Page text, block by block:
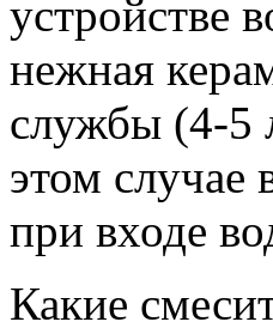
устройстве
нежная
службы (4-5
этом случае
при входе
Какие